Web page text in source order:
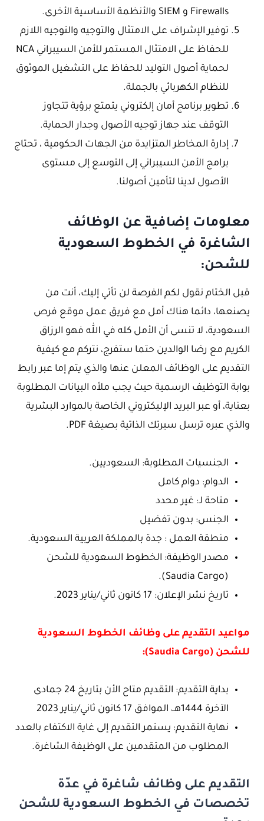
Firewalls و SIEM والأنظمة الأساسية الأخرى.
توفير الإشراف على الامتثال والتوجيه والتوجيه اللازم
للحفاظ على الامتثال المستمر للأمن السيبراني NCA
لحماية أصول التوليد للحفاظ على التشغيل الموثوق
للنظام الكهربائي بالجملة.
تطوير برنامج أمان إلكتروني يتمتع برؤية تتجاوز
التوقف عند جهاز توجيه الأصول وجدار الحماية.
إدارة المخاطر المتزايدة من الجهات الحكومية ، تحتاج
برامج الأمن السيبراني إلى التوسع إلى مستوى
الأصول لدينا لتأمين أصولنا.
معلومات إضافية عن الوظائف
الشاغرة في الخطوط السعودية
للشحن:
قبل الختام نقول لكم الفرصة لن تأتي إليك، أنت من
يصنعها، دائما هناك أمل مع فريق عمل موقع فرص
السعودية، لا تنسى أن الأمل كله في الله فهو الرزاق
الكريم مع رضا الوالدين حتما ستفرج، نتركم مع كيفية
التقديم على الوظائف المعلن عنها والذي يتم إما عبر رابط
بوابة التوظيف الرسمية حيث يجب ملأه البيانات المطلوبة
بعناية، أو عبر البريد الإليكتروني الخاصة بالموارد البشرية
والذي عبره ترسل سيرتك الذاتية بصيغة PDF.
الجنسيات المطلوبة: السعوديين.
الدوام: دوام كامل
متاحة لـ: غير محدد
الجنس: بدون تفضيل
منطقة العمل : جدة بالمملكة العربية السعودية.
مصدر الوظيفة: الخطوط السعودية للشحن
(Saudia Cargo).
تاريخ نشر الإعلان: 17 كانون ثاني/يناير 2023.
مواعيد التقديم على وظائف الخطوط السعودية
للشحن (Saudia Cargo):
بداية التقديم: التقديم متاح الأن بتاريخ 24 جمادى
الآخرة 1444هـ، الموافق 17 كانون ثاني/يناير 2023
نهاية التقديم: يستمر التقديم إلى غاية الاكتفاء بالعدد
المطلوب من المتقدمين على الوظيفة الشاغرة.
التقديم على وظائف شاغرة في عدّة
تخصصات في الخطوط السعودية للشحن